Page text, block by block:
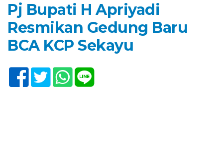
Pj Bupati H Apriyadi
Resmikan Gedung Baru
BCA KCP Sekayu